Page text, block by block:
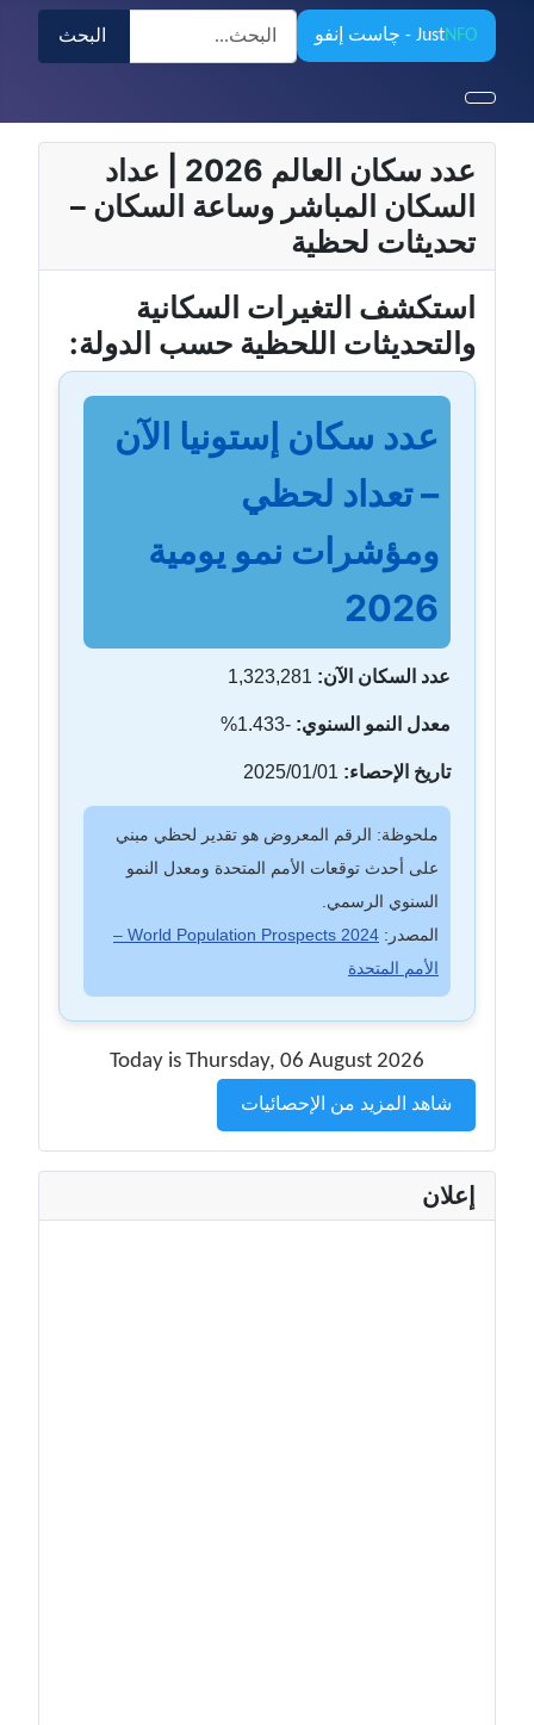
JustNFO - چاست إنفو
البحث
البحث
عدد سكان العالم 2026 | عداد
السكان المباشر وساعة السكان –
تحديثات لحظية
استكشف التغيرات السكانية
والتحديثات اللحظية حسب الدولة:
عدد سكان إستونيا الآن
– تعداد لحظي
ومؤشرات نمو يومية
2026
عدد السكان الآن: 1,323,281
معدل النمو السنوي: -1.433%
تاريخ الإحصاء:
ملحوظة: الرقم المعروض هو تقدير لحظي مبني
على أحدث توقعات الأمم المتحدة ومعدل النمو
السنوي الرسمي.
المصدر:
World Population Prospects 2024 –
الأمم المتحدة
Today is Thursday, 06 August 2026
شاهد المزيد من الإحصائيات
إعلان